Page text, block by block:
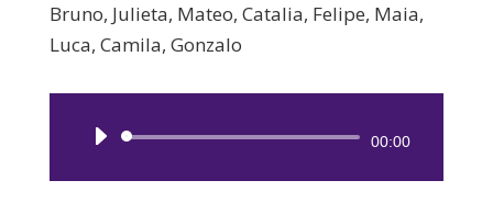
Bruno, Julieta, Mateo, Catalia, Felipe, Maia,
Luca, Camila, Gonzalo
Reproductor
00:00